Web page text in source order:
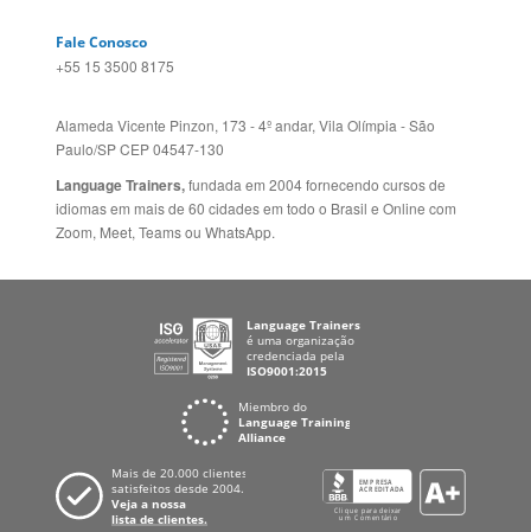
Fale Conosco
+55 15 3500 8175
Alameda Vicente Pinzon, 173 - 4º andar, Vila Olímpia - São
Paulo/SP CEP 04547-130
Language Trainers,fundada em 2004 fornecendo cursos de
idiomas em mais de 60 cidades em todo o Brasil e Online com
Zoom, Meet, Teams ou WhatsApp.